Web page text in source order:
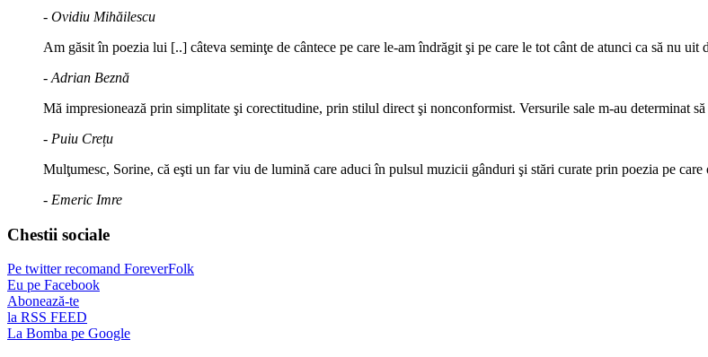
- Ovidiu Mihăilescu
Am găsit în poezia lui [..] câteva seminţe de cântece pe care le-am îndrăgit şi pe care le tot cânt de atunci ca să nu uit
- Adrian Beznă
Mă impresionează prin simplitate şi corectitudine, prin stilul direct şi nonconformist. Versurile sale m-au determinat
- Puiu Crețu
Mulţumesc, Sorine, că eşti un far viu de lumină care aduci în pulsul muzicii gânduri şi stări curate prin poezia pe care
- Emeric Imre
Chestii sociale
Pe twitter recomand ForeverFolk
Eu pe Facebook
Abonează-te
la RSS FEED
La Bomba pe Google